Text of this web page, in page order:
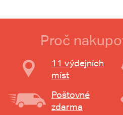
Proč
11 výdejních
míst
Poštovné
zdarma